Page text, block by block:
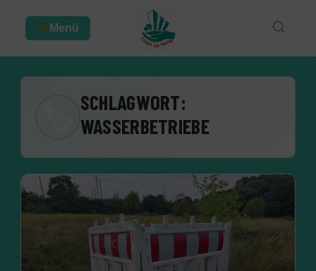
Menü
SCHLAGWORT:
WASSERBETRIEBE